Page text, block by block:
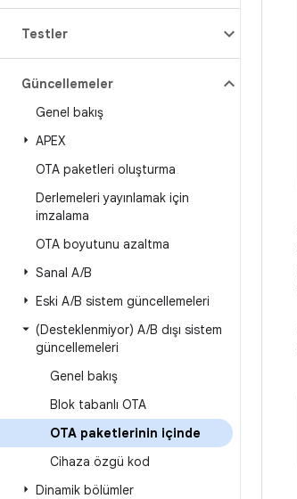
Testler
Güncellemeler
Genel bakış
APEX
OTA paketleri oluşturma
Derlemeleri yayınlamak için
imzalama
OTA boyutunu azaltma
Sanal A/B
Eski A/B sistem güncellemeleri
(Desteklenmiyor) A/B dışı sistem
güncellemeleri
Genel bakış
Blok tabanlı OTA
OTA paketlerinin içinde
Cihaza özgü kod
Dinamik bölümler